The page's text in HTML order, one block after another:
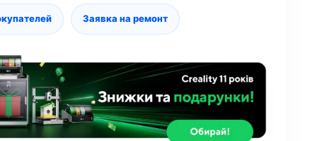
Заявка на ремонт